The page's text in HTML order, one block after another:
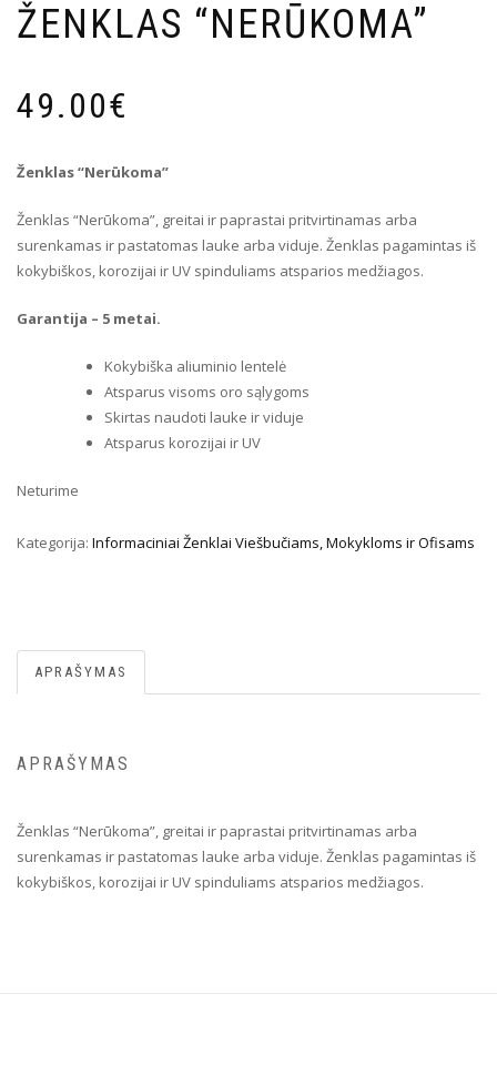
ŽENKLAS “NERŪKOMA”
49.00€
Ženklas “Nerūkoma”
Ženklas “Nerūkoma”, greitai ir paprastai pritvirtinamas arba
surenkamas ir pastatomas lauke arba viduje. Ženklas pagamintas iš
kokybiškos, korozijai ir UV spinduliams atsparios medžiagos.
Garantija – 5 metai.
Kokybiška aliuminio lentelė
Atsparus visoms oro sąlygoms
Skirtas naudoti lauke ir viduje
Atsparus korozijai ir UV
Neturime
Kategorija: Informaciniai Ženklai Viešbučiams, Mokykloms ir Ofisams
APRAŠYMAS
APRAŠYMAS
Ženklas “Nerūkoma”, greitai ir paprastai pritvirtinamas arba
surenkamas ir pastatomas lauke arba viduje. Ženklas pagamintas iš
kokybiškos, korozijai ir UV spinduliams atsparios medžiagos.